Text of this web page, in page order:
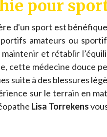
pour
d'un sport est
amateurs ou
et rétablir
cette médecine douce
suite à des blessures
sur le terrain en
Lisa Torrekens